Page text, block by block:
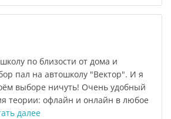
по близости от дома и
пал на автошколу "Вектор". И я
выборе ничуть! Очень удобный
теории: офлайн и онлайн в любое
далее